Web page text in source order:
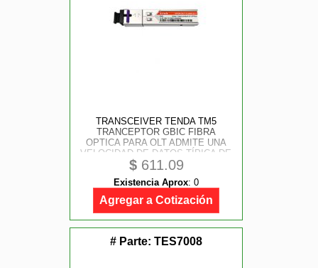
TRANSCEIVER TENDA TM5
TRANCEPTOR GBIC FIBRA
OPTICA PARA OLT ADMITE UNA
VELOCIDAD DE DATOS TÍPICA DE
2, 488 GBPS
$611.09
Existencia Aprox: 0
Agregar a Cotización
# Parte: TES7008